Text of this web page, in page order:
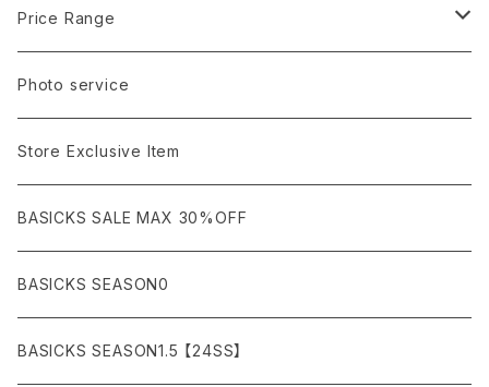
ANCHOR
asics
ARMANI / EXCHANGE / JEANS
agnes b
ARC'TERYX
LSV (長袖Tシャツ）
VEST(ベスト）
BLOUSON (ブルゾン）
JACKET (ジャケット)
BOTTOMS
DENIM (デニム)
CARGO (カーゴ)
Leather shoes
Sandals
Boots
Eye wear
Cap/Hat
Bag / Wallet
Watch
Interior
Figure/etc...
Price Range
¥1,000〜¥5,000
¥5,000〜¥10,000
¥10,000〜¥30,000
¥30,000〜¥50,000
¥50,000〜¥100,000
Photo service
Store Exclusive Item
BASICKS SALE MAX 30%OFF
BASICKS SEASON0
BASICKS SEASON1.5 【24SS】